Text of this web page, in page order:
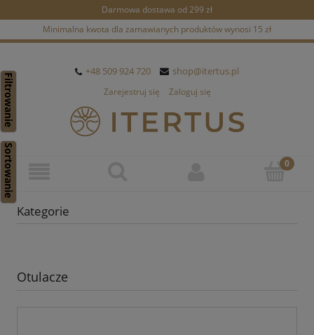
Darmowa dostawa od 299 zł
Minimalna kwota dla zamawianych produktów wynosi 15 zł
+48 509 924 720 shop@itertus.pl
Zarejestruj się Zaloguj się
Kategorie
Otulacze
Filtrowanie
Sortowanie